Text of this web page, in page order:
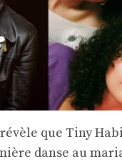
que Tiny
danse au